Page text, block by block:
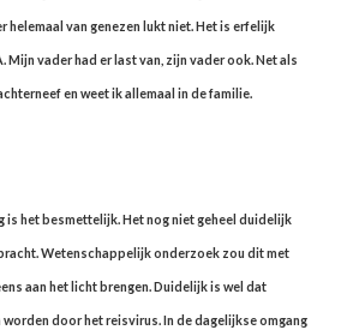
helemaal van genezen lukt niet. Het is erfelijk
Mijn vader had er last van, zijn vader ook. Net als
en weet ik allemaal in de familie.
is het besmettelijk. Het nog niet geheel duidelijk
Wetenschappelijk onderzoek zou dit met
aan het licht brengen. Duidelijk is wel dat
door het reisvirus. In de dagelijkse omgang